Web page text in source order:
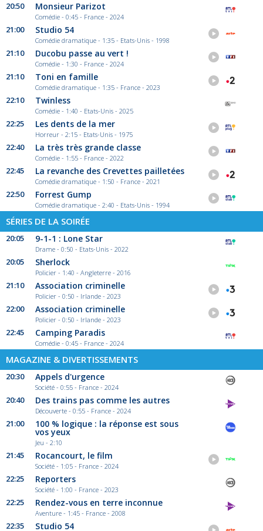
20:50 Monsieur Parizot
Comédie - 0:45 - France - 2024
21:00 Studio 54
Comédie dramatique - 1:35 - Etats-Unis - 1998
21:10 Ducobu passe au vert !
Comédie - 1:30 - France - 2024
21:10 Toni en famille
Comédie dramatique - 1:35 - France - 2023
22:10 Twinless
Comédie - 1:40 - Etats-Unis - 2025
22:25 Les dents de la mer
Horreur - 2:15 - Etats-Unis - 1975
22:40 La très très grande classe
Comédie - 1:55 - France - 2022
22:45 La revanche des Crevettes pailletées
Comédie dramatique - 1:50 - France - 2021
22:50 Forrest Gump
Comédie dramatique - 2:40 - Etats-Unis - 1994
SÉRIES DE LA SOIRÉE
20:05 9-1-1 : Lone Star
Drame - 0:50 - Etats-Unis - 2022
20:05 Sherlock
Policier - 1:40 - Angleterre - 2016
21:10 Association criminelle
Policier - 0:50 - Irlande - 2023
22:00 Association criminelle
Policier - 0:50 - Irlande - 2023
22:45 Camping Paradis
Comédie - 0:45 - France - 2024
MAGAZINE & DIVERTISSEMENTS
20:30 Appels d'urgence
Société - 0:55 - France - 2024
20:40 Des trains pas comme les autres
Découverte - 0:55 - France - 2024
21:00 100 % logique : la réponse est sous
vos yeux
Jeu - 2:10
21:45 Rocancourt, le film
Société - 1:05 - France - 2024
22:25 Reporters
Société - 1:00 - France - 2023
22:25 Rendez-vous en terre inconnue
Aventure - 1:45 - France - 2008
22:35 Studio 54